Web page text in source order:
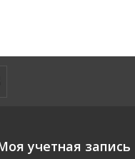
учетная запись